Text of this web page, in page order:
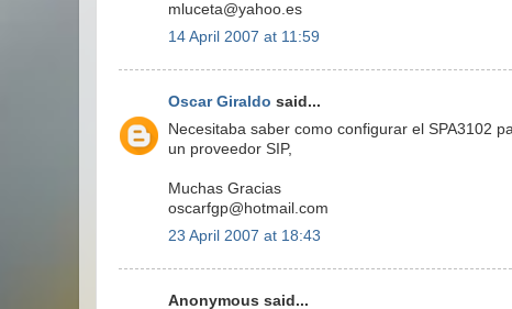
mluceta@yahoo.es
14 April 2007 at 11:59
Oscar Giraldo said...
Necesitaba saber como configurar el SPA3102
un proveedor SIP,
Muchas Gracias
oscarfgp@hotmail.com
23 April 2007 at 18:43
Anonymous said...